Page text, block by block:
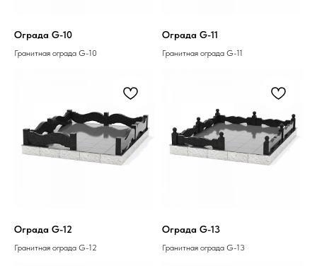
Ограда G-10
Гранитная ограда G-10
Ограда G-11
Гранитная ограда G-11
Ограда G-12
Гранитная ограда G-12
Ограда G-13
Гранитная ограда G-13